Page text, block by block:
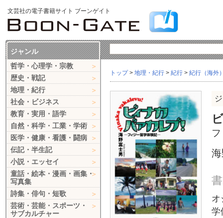
文芸社の電子書籍サイト ブーンゲイト
トップ> 地理・紀行 > 紀行 > 紀行（海外
オ
学
ジャンル
哲学・心理学・宗教
歴史・戦記
地理・紀行
社会・ビジネス
教育・実用・語学
自然・科学・工業・学術
医学・健康・看護・闘病
伝記・半生記
小説・エッセイ
童話・絵本・漫画・画集・
写真集
詩集・俳句・短歌
芸術・芸能・スポーツ・
サブカルチャー